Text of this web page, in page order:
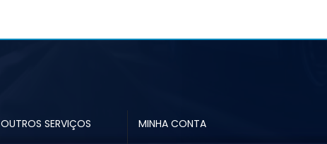
OUTROS SERVIÇOS MINHA CONTA